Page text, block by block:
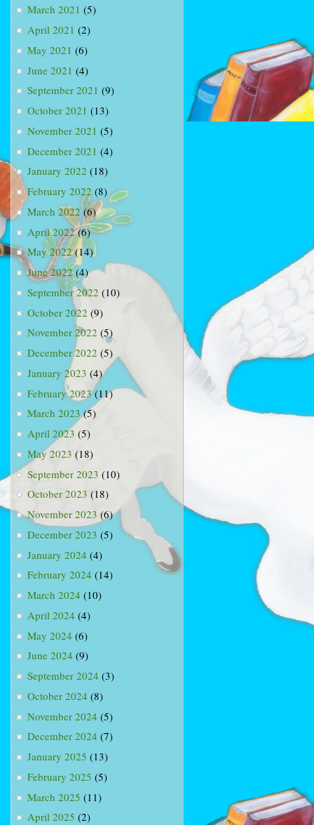
March 2021 (5)
April 2021 (2)
May 2021 (6)
June 2021 (4)
September 2021 (9)
October 2021 (13)
November 2021 (5)
December 2021 (4)
January 2022 (18)
February 2022 (8)
March 2022(6)
April 2022(6)
May 2022(14)
June 2022(4)
September 2022 (10)
October 2022 (9)
November 2022 (5)
December 2022 (5)
January 2023 (4)
February 2023(11)
March 2023(5)
April 2023 (5)
May 2023 (18)
September 2023 (10)
October 2023 (18)
November 2023 (6)
December 2023 (5)
January 2024 (4)
February 2024 (14)
March 2024 (10)
April 2024 (4)
May 2024 (6)
June 2024 (9)
September 2024 (3)
October 2024 (8)
November 2024 (5)
December 2024 (7)
January 2025 (13)
February 2025 (5)
March 2025 (11)
April 2025 (2)